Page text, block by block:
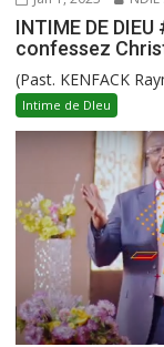
INTIME DE
confessez
(Past. KENFACK
Intime de DIeu